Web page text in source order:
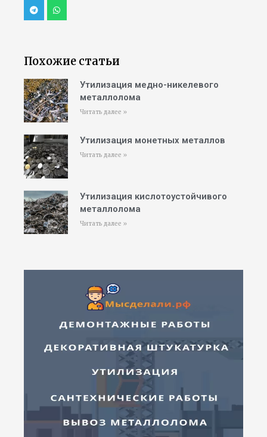
Похожие статьи
Утилизация медно-никелевого
металлолома
Читать далее »
Утилизация монетных металлов
Читать далее »
Утилизация кислотоустойчивого
металлолома
Читать далее »